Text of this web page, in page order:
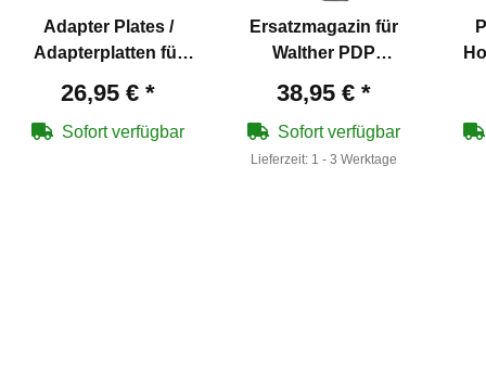
Adapter Plates /
Adapterplatten für
Training Marker T4E
PDP Compact 4" cal
26,95 € *
Sofort verfügbar
Ersatzmagazin für
Walther PDP
Ready Softair-Co2-
Pistole 6 mm BB
Blowback - 14
38,95 € *
Sofort verfügbar
Lieferzeit: 1 - 3 Werktage